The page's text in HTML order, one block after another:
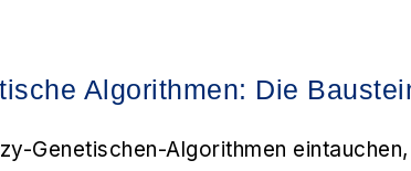
Algorithmen: Die
Genetischen-Algorithmen